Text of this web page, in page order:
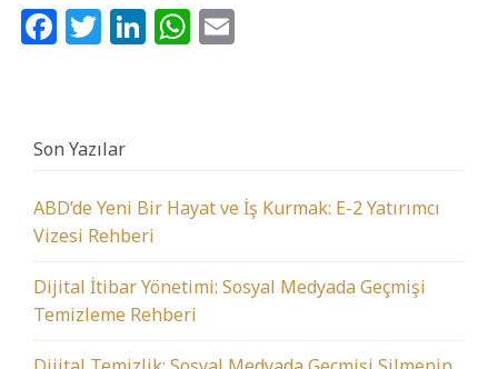
Facebook
Twitter
LinkedIn
WhatsApp
Son Yazılar
ABD’de Yeni Bir Hayat ve İş Kurmak: E-2 Yatırımcı
Vizesi Rehberi
Dijital İtibar Yönetimi: Sosyal Medyada Geçmişi
Temizleme Rehberi